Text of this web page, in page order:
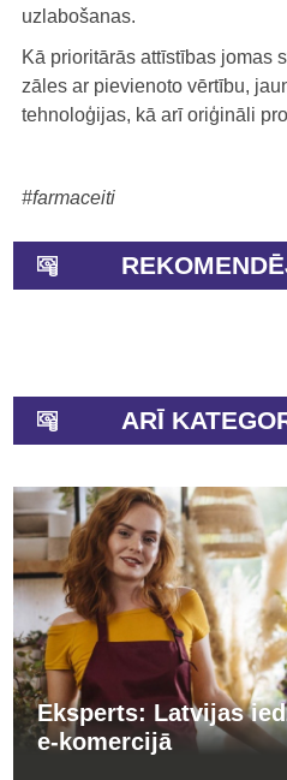
uzlabošanas.
Kā prioritārās attīstības jomas
zāles ar pievienoto vērtību,
tehnoloģijas, kā arī oriģināli
#farmaceiti
ARĪ
Eksperts: Latvijas
e-komercijā